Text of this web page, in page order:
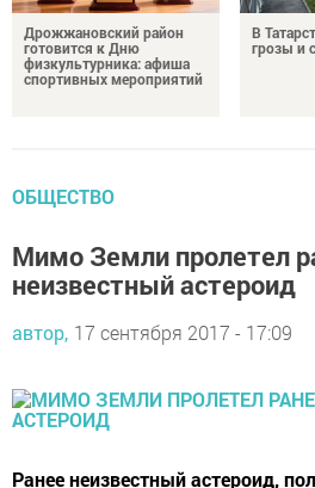
Дрожжановский район
готовится к Дню
физкультурника: афиша
спортивных мероприятий
В
грозы и
ОБЩЕСТВО
Мимо Земли пролетел
неизвестный астероид
автор, 17 сентября 2017 - 17:09
Ранее неизвестный астероид,